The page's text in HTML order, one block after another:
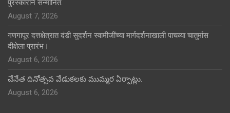
पुरस्काराने सन्मानित.
August 7, 2026
गणगापूर दत्तक्षेत्रात दंडी सुदर्शन स्वामीजींच्या मार्गदर्शनाखाली पाचव्या चातुर्मास
दीक्षेला प्रारंभ।
August 6, 2026
చేనేత దినోత్సవ వేడుకలకు ముమ్మర ఏర్పాట్లు.
August 6, 2026